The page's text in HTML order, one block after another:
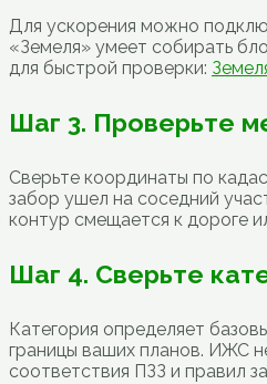
Для ускорения можно
«Земеля» умеет собирать
для быстрой проверки:
Шаг 3. Проверьте
Сверьте координаты по
забор ушел на соседний
контур смещается к дороге
Шаг 4. Сверьте
Категория определяет
границы ваших планов. ИЖС
соответствия ПЗЗ и правил